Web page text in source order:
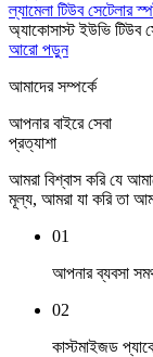
ল্যামেলা টিউব সেটেলার
অ্যাকোসাস্ট ইউভি টিউব
আরো পড়ুন
আমাদের সম্পর্কে
আপনার বাইরে সেবা
প্রত্যাশা
আমরা বিশ্বাস করি যে
মূল্য, আমরা যা করি তা
01
আপনার ব্যবসা
02
কাস্টমাইজড